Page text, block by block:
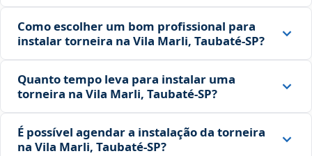
Como escolher um bom profissional para
instalar torneira na Vila Marli, Taubaté‑SP?
Quanto tempo leva para instalar uma
torneira na Vila Marli, Taubaté‑SP?
É possível agendar a instalação da torneira
na Vila Marli, Taubaté‑SP?